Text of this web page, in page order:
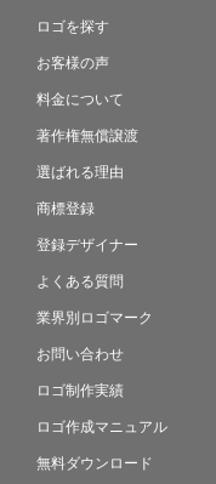
ロゴを探す
お客様の声
料金について
著作権無償譲渡
選ばれる理由
商標登録
登録デザイナー
よくある質問
業界別ロゴマーク
お問い合わせ
ロゴ制作実績
ロゴ作成マニュアル
無料ダウンロード